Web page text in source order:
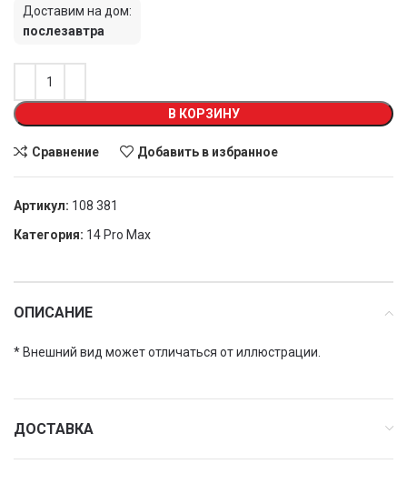
Доставим на дом:
послезавтра
В КОРЗИНУ
Сравнение Добавить в избранное
Артикул: 108 381
Категория: 14 Pro Max
ОПИСАНИЕ
* Внешний вид может отличаться от иллюстрации.
ДОСТАВКА